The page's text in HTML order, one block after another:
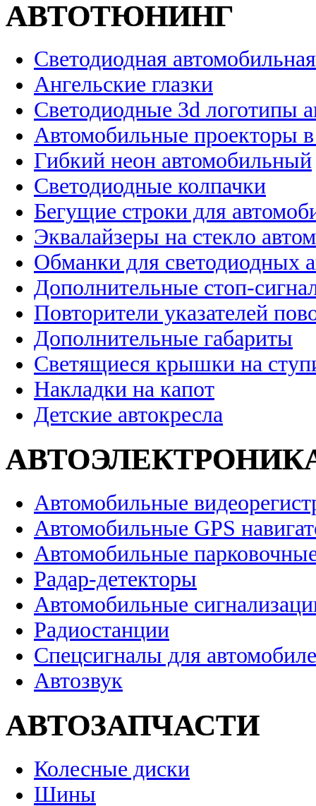
АВТОТЮНИНГ
Светодиодная
Ангельские глазки
Светодиодные 3d логотипы
Автомобильные проекторы
Гибкий неон автомобильный
Светодиодные колпачки
Бегущие строки для
Эквалайзеры на стекло
Обманки для светодиодных
Дополнительные стоп-
Повторители указателей
Дополнительные габариты
Светящиеся крышки на
Накладки на капот
Детские автокресла
Автомобильные
Автомобильные GPS
Автомобильные
Радар-детекторы
Автомобильные
Радиостанции
Спецсигналы для
Автозвук
АВТОЗАПЧАСТИ
Колесные диски
Шины